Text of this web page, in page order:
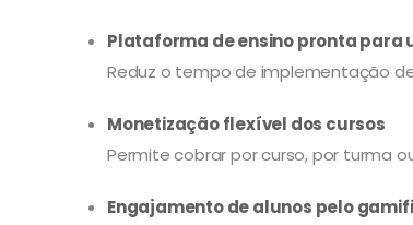
Plataforma de ensino pronta para
Reduz o tempo de implementação
Monetização flexível dos cursos
Permite cobrar por curso, por turma
Engajamento de alunos pelo